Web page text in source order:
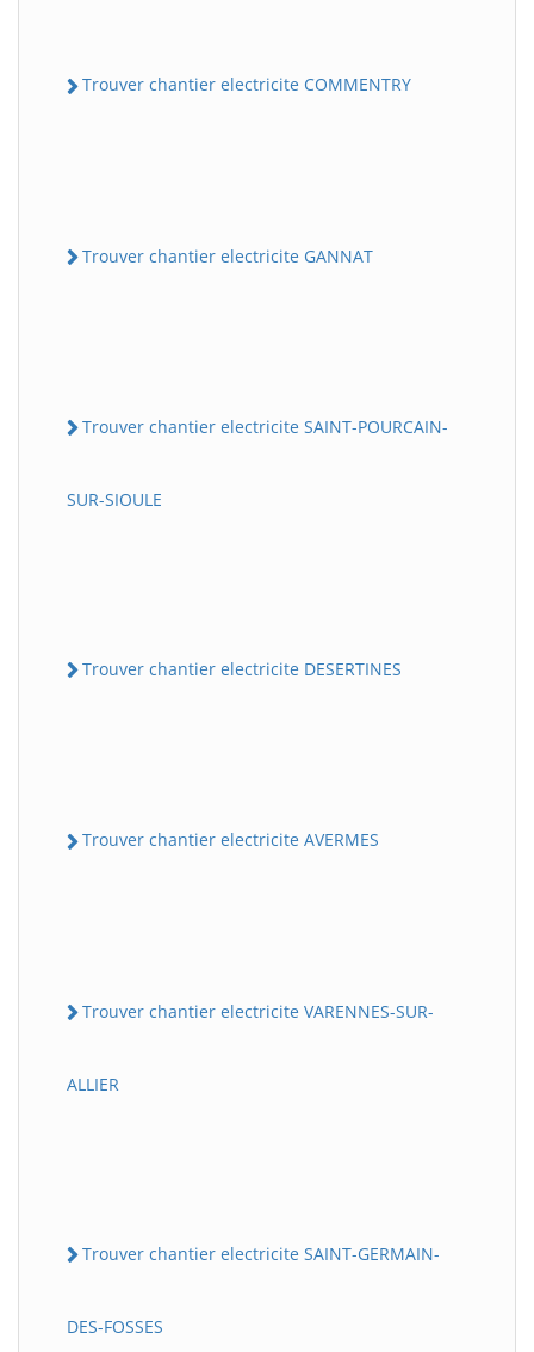
Trouver chantier electricite COMMENTRY
Trouver chantier electricite GANNAT
Trouver chantier electricite SAINT-POURCAIN-
SUR-SIOULE
Trouver chantier electricite DESERTINES
Trouver chantier electricite AVERMES
Trouver chantier electricite VARENNES-SUR-
ALLIER
Trouver chantier electricite SAINT-GERMAIN-
DES-FOSSES